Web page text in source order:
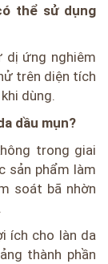
thể sử dụng
dị ứng nghiêm
trên diện tích
dùng.
dầu mụn?
trong giai
sản phẩm làm
soát bã nhờn
ích cho làn da
thành phần